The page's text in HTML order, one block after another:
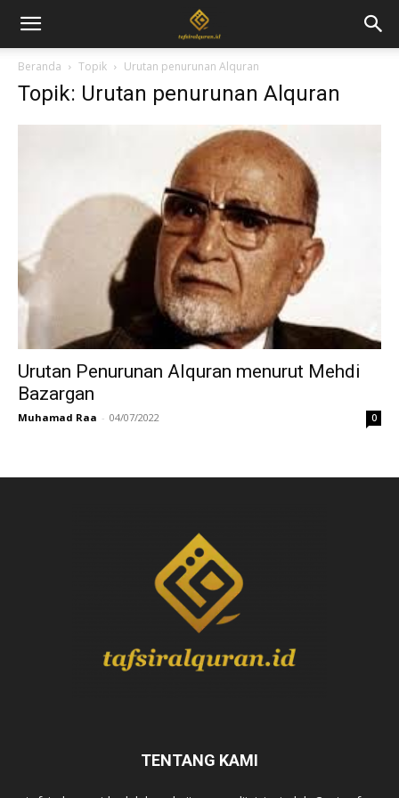
Beranda Topik Urutan penurunan Alquran
Topik: Urutan penurunan Alquran
Urutan Penurunan Alquran menurut Mehdi
Bazargan
Muhamad Raa - 04/07/2022 0
TENTANG KAMI